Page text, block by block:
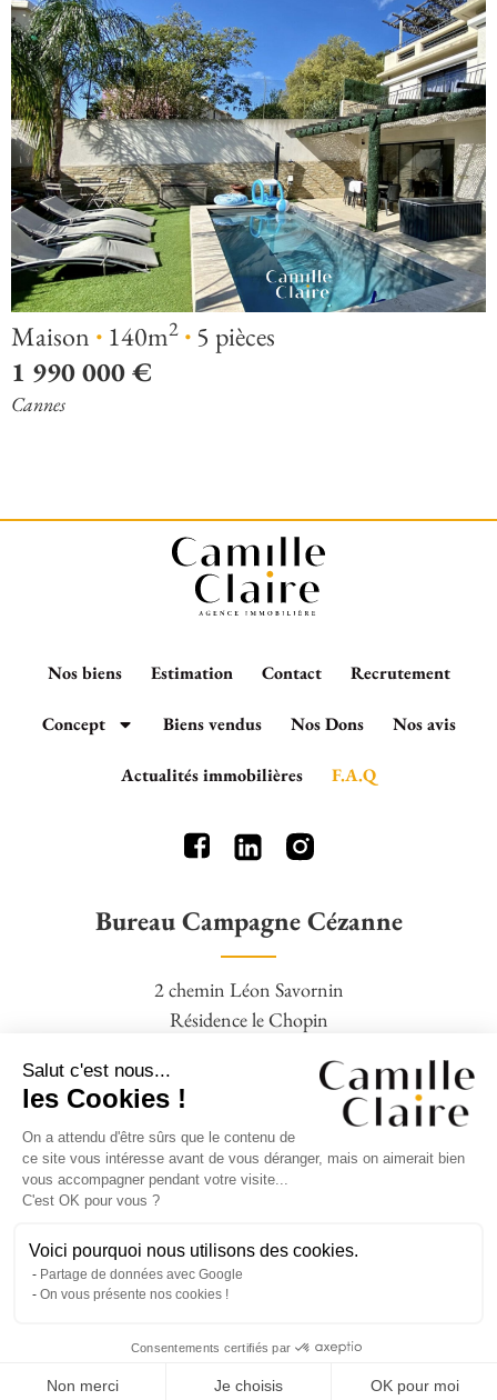
Maison · 140m2 · 5 pièces
1 990 000 €
Cannes
Nos biens Estimation Contact Recrutement
Concept Biens vendus Nos Dons Nos avis
Actualités immobilières F.A.Q
Bureau Campagne Cézanne
2 chemin Léon Savornin
Résidence le Chopin
04 42 95 77 16 – 06 09 88 19 28
Agence Square Pigonnet
Clos Bernadettes,
13090 Aix en Provence
Mentions légales–Barème d’honoraires
Salut c'est nous...
les Cookies !
On a attendu d'être sûrs que le contenu de
ce site vous intéresse avant de vous déranger, mais on aimerait bien
vous accompagner pendant votre visite...
C'est OK pour vous ?
Voici pourquoi nous utilisons des cookies.
Partage de données avec Google
On vous présente nos cookies !
Consentements certifiés par
Non merci Je choisis OK pour moi